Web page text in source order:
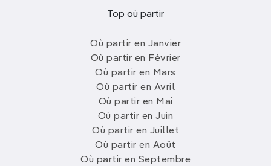
Top où partir
Où partir en Janvier
Où partir en Février
Où partir en Mars
Où partir en Avril
Où partir en Mai
Où partir en Juin
Où partir en Juillet
Où partir en Août
Où partir en Septembre